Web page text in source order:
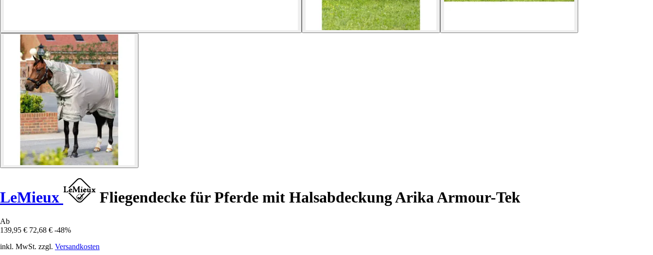
LeMieux Fliegendecke für Pferde mit Halsabdeckung Arika Armour-Tek
Ab
139,95 € 72,68 € -48%
inkl. MwSt. zzgl. Versandkosten